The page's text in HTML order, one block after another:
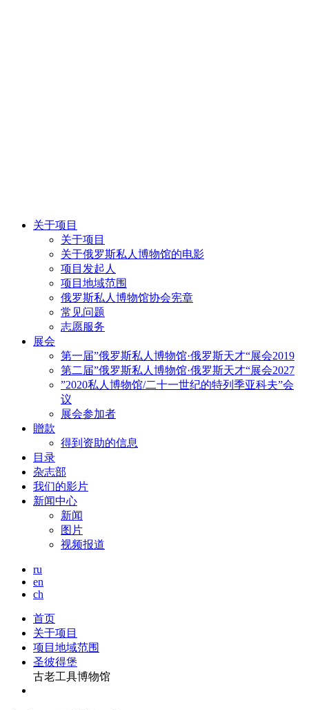
关于项目
关于项目
关于俄罗斯私人博物馆的电影
项目发起人
项目地域范围
俄罗斯私人博物馆协会宪章
常见问题
志愿服务
展会
第一届”俄罗斯私人博物馆·俄罗斯天才“展会2019
第二届”俄罗斯私人博物馆·俄罗斯天才“展会2027
”2020私人博物馆/二十一世纪的特列季亚科夫”会
议
展会参加者
贈款
得到资助的信息
目录
杂志部
我们的影片
新闻中心
新闻
图片
视频报道
ru
en
ch
首页
关于项目
项目地域范围
圣彼得堡
古老工具博物馆